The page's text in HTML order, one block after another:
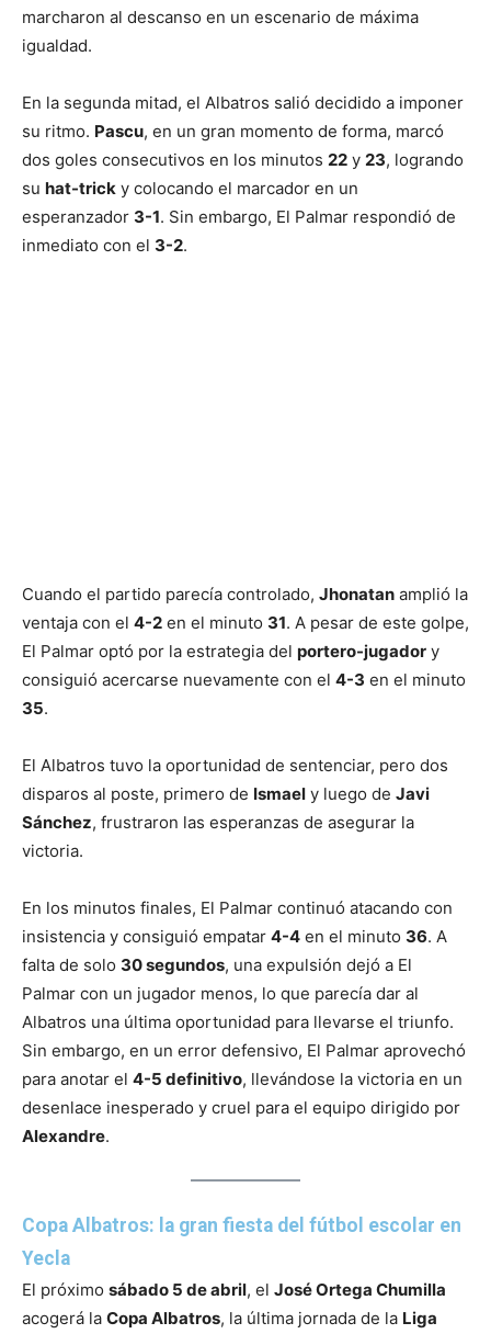
marcharon al descanso en un escenario de máxima
igualdad.
En la segunda mitad, el Albatros salió decidido a imponer
su ritmo. Pascu, en un gran momento de forma, marcó
dos goles consecutivos en los minutos 22 y 23, logrando
su hat-trick y colocando el marcador en un
esperanzador 3-1. Sin embargo, El Palmar respondió de
inmediato con el 3-2.
Cuando el partido parecía controlado, Jhonatan amplió la
ventaja con el 4-2 en el minuto 31. A pesar de este golpe,
El Palmar optó por la estrategia del portero-jugador y
consiguió acercarse nuevamente con el 4-3 en el minuto
35.
El Albatros tuvo la oportunidad de sentenciar, pero dos
disparos al poste, primero de Ismael y luego de Javi
Sánchez, frustraron las esperanzas de asegurar la
victoria.
En los minutos finales, El Palmar continuó atacando con
insistencia y consiguió empatar 4-4 en el minuto 36. A
falta de solo 30 segundos, una expulsión dejó a El
Palmar con un jugador menos, lo que parecía dar al
Albatros una última oportunidad para llevarse el triunfo.
Sin embargo, en un error defensivo, El Palmar aprovechó
para anotar el 4-5 definitivo, llevándose la victoria en un
desenlace inesperado y cruel para el equipo dirigido por
Alexandre.
Copa Albatros: la gran fiesta del fútbol escolar en
Yecla
El próximo sábado 5 de abril, el José Ortega Chumilla
acogerá la Copa Albatros, la última jornada de la Liga